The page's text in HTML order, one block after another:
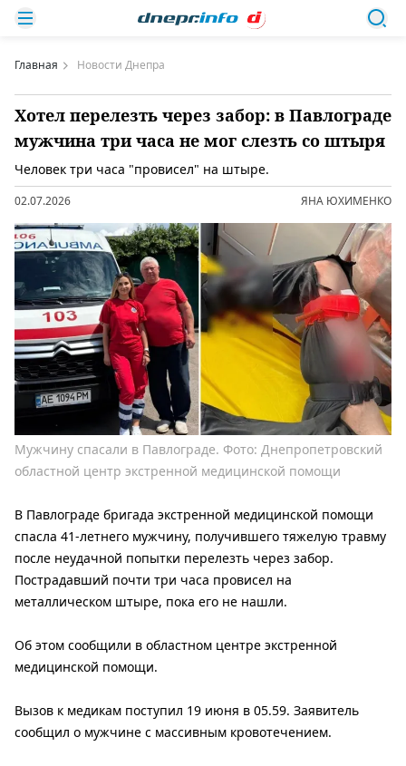
Главная Новости Днепра
Хотел перелезть через забор: в Павлограде
мужчина три часа не мог слезть со штыря
Человек три часа "провисел" на штыре.
02.07.2026 ЯНА ЮХИМЕНКО
Мужчину спасали в Павлограде. Фото: Днепропетровский
областной центр экстренной медицинской помощи
В Павлограде бригада экстренной медицинской помощи
спасла 41-летнего мужчину, получившего тяжелую травму
после неудачной попытки перелезть через забор.
Пострадавший почти три часа провисел на
металлическом штыре, пока его не нашли.
Об этом сообщили в областном центре экстренной
медицинской помощи.
Вызов к медикам поступил 19 июня в 05.59. Заявитель
сообщил о мужчине с массивным кровотечением.